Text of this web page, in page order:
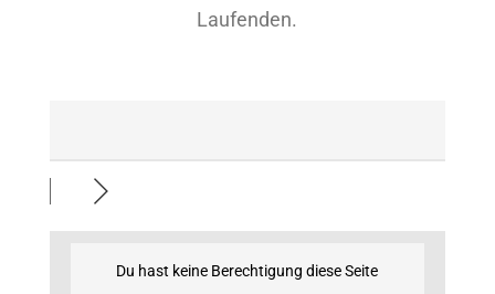
Laufenden.
Du hast keine Berechtigung diese Seite